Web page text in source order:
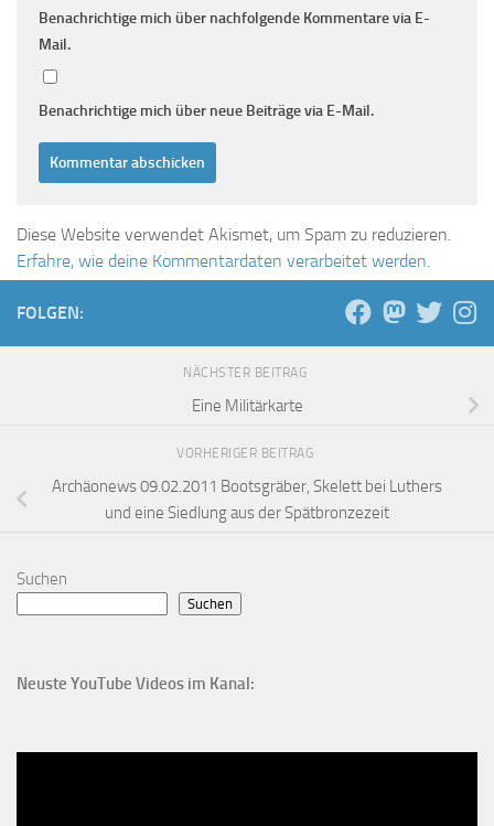
Benachrichtige mich über nachfolgende Kommentare via E-
Mail.
Benachrichtige mich über neue Beiträge via E-Mail.
Diese Website verwendet Akismet, um Spam zu reduzieren.
Erfahre, wie deine Kommentardaten verarbeitet werden.
FOLGEN:
NÄCHSTER BEITRAG
Eine Militärkarte
VORHERIGER BEITRAG
Archäonews 09.02.2011 Bootsgräber, Skelett bei Luthers
und eine Siedlung aus der Spätbronzezeit
Suchen
Suchen
Neuste YouTube Videos im Kanal: